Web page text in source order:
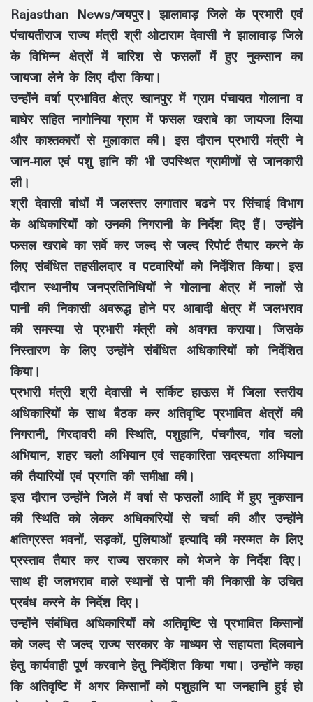
Rajasthan News/जयपुर। झालावाड़ जिले के प्रभारी एवं
पंचायतीराज राज्य मंत्री श्री ओटाराम देवासी ने झालावाड़ जिले
के विभिन्न क्षेत्रों में बारिश से फसलों में हुए नुकसान का
जायजा लेने के लिए दौरा किया।
उन्होंने वर्षा प्रभावित क्षेत्र खानपुर में ग्राम पंचायत गोलाना व
बाघेर सहित नागोनिया ग्राम में फसल खराबे का जायजा लिया
और काश्तकारों से मुलाकात की। इस दौरान प्रभारी मंत्री ने
जान-माल एवं पशु हानि की भी उपस्थित ग्रामीणों से जानकारी
ली।
श्री देवासी बांधों में जलस्तर लगातार बढने पर सिंचाई विभाग
के अधिकारियों को उनकी निगरानी के निर्देश दिए हैं। उन्होंने
फसल खराबे का सर्वे कर जल्द से जल्द रिपोर्ट तैयार करने के
लिए संबंधित तहसीलदार व पटवारियों को निर्देशित किया। इस
दौरान स्थानीय जनप्रतिनिधियों ने गोलाना क्षेत्र में नालों से
पानी की निकासी अवरूद्ध होने पर आबादी क्षेत्र में जलभराव
की समस्या से प्रभारी मंत्री को अवगत कराया। जिसके
निस्तारण के लिए उन्होंने संबंधित अधिकारियों को निर्देशित
किया।
प्रभारी मंत्री श्री देवासी ने सर्किट हाऊस में जिला स्तरीय
अधिकारियों के साथ बैठक कर अतिवृष्टि प्रभावित क्षेत्रों की
निगरानी, गिरदावरी की स्थिति, पशुहानि, पंचगौरव, गांव चलो
अभियान, शहर चलो अभियान एवं सहकारिता सदस्यता अभियान
की तैयारियों एवं प्रगति की समीक्षा की।
इस दौरान उन्होंने जिले में वर्षा से फसलों आदि में हुए नुकसान
की स्थिति को लेकर अधिकारियों से चर्चा की और उन्होंने
क्षतिग्रस्त भवनों, सड़कों, पुलियाओं इत्यादि की मरम्मत के लिए
प्रस्ताव तैयार कर राज्य सरकार को भेजने के निर्देश दिए।
साथ ही जलभराव वाले स्थानों से पानी की निकासी के उचित
प्रबंध करने के निर्देश दिए।
उन्होंने संबंधित अधिकारियों को अतिवृष्टि से प्रभावित किसानों
को जल्द से जल्द राज्य सरकार के माध्यम से सहायता दिलवाने
हेतु कार्यवाही पूर्ण करवाने हेतु निर्देशित किया गया। उन्होंने कहा
कि अतिवृष्टि में अगर किसानों को पशुहानि या जनहानि हुई हो